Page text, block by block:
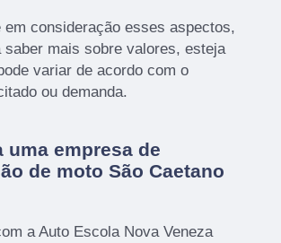
em consideração esses aspectos,
saber mais sobre valores, esteja
variar de acordo com o
ou demanda.
uma empresa de
de moto São Caetano
a Auto Escola Nova Veneza